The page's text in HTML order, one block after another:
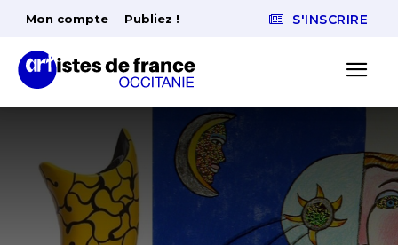
Mon compte Publiez ! S'INSCRIRE